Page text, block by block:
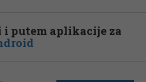
putem aplikacije za